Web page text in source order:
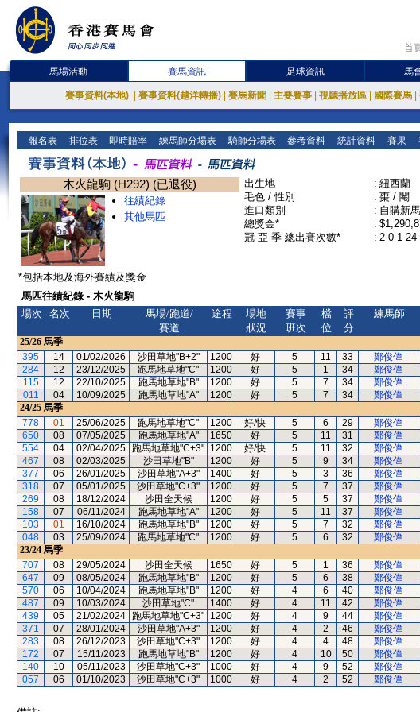
首
馬場活動 賽馬資訊 足球資訊 馬
賽事資料(本地) 賽事資料(越洋轉播) 賽馬新聞 主要賽事 視聽播放區 國際賽馬
報名表 排位表 即時賠率 練馬師分場表 騎師分場表 參考資料 統計資料 賽果
木火龍駒 (H292) (已退役)
往績紀錄
其他馬匹
出生地 : 紐西蘭
毛色 / 性別
: 棗 / 閹
進口類別
: 自購新馬
總獎金*
:
冠-亞-季-總出賽次數*
: 2-0-1-24
*包括本地及海外賽績及獎金
馬匹往績紀錄 - 木火龍駒
場次
名次 日期
馬場/跑道/
賽道
途程
場地
狀況
賽事
班次
檔
位
評
分
練馬師
25/26 馬季
395
14 01/02/2026 沙田草地"B+2" 1200 好 5 11 33 鄭俊偉
284
12 23/12/2025 跑馬地草地"C" 1200 好 5 1 34 鄭俊偉
115
12 22/10/2025 跑馬地草地"B" 1200 好 5 7 34 鄭俊偉
011
04 10/09/2025 跑馬地草地"A" 1200 好 5 7 34 鄭俊偉
24/25 馬季
778
01 25/06/2025 跑馬地草地"C" 1200 好/快 5 6 29 鄭俊偉
650
08 07/05/2025 跑馬地草地"A" 1650 好 5 11 31 鄭俊偉
554
04 02/04/2025 跑馬地草地"C+3" 1200 好/快 5 11 32 鄭俊偉
467
08 02/03/2025 沙田草地"B" 1200 好 5 9 34 鄭俊偉
377
06 26/01/2025 沙田草地"A+3" 1400 好 5 3 36 鄭俊偉
318
07 05/01/2025 沙田草地"C+3" 1200 好 5 7 37 鄭俊偉
269
08 18/12/2024 沙田全天候 1200 好 5 5 37 鄭俊偉
158
07 06/11/2024 跑馬地草地"A" 1200 好 5 11 37 鄭俊偉
103
01 16/10/2024 跑馬地草地"B" 1200 好 5 7 32 鄭俊偉
048
03 25/09/2024 跑馬地草地"C" 1200 好 5 6 32 鄭俊偉
23/24 馬季
707
08 29/05/2024 沙田全天候 1650 好 5 1 36 鄭俊偉
647
09 08/05/2024 跑馬地草地"B" 1200 好 5 6 38 鄭俊偉
570
06 10/04/2024 跑馬地草地"B" 1200 好 4 6 40 鄭俊偉
487
09 10/03/2024 沙田草地"C" 1400 好 4 11 42 鄭俊偉
439
05 21/02/2024 跑馬地草地"C+3" 1200 好 4 9 44 鄭俊偉
371
07 28/01/2024 沙田草地"A+3" 1200 好 4 2 46 鄭俊偉
283
08 26/12/2023 沙田草地"C+3" 1200 好 4 4 48 鄭俊偉
172
07 15/11/2023 跑馬地草地"B" 1200 好 4 10 50 鄭俊偉
140
10 05/11/2023 沙田草地"C+3" 1000 好 4 9 52 鄭俊偉
057
06 01/10/2023 沙田草地"C+3" 1000 好 4 2 52 鄭俊偉